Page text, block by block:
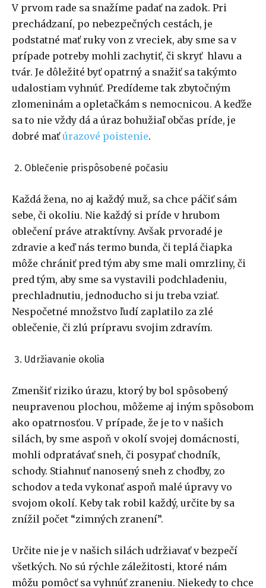
V prvom rade sa snažíme padať na zadok. Pri
prechádzaní, po nebezpečných cestách, je
podstatné mať ruky von z vreciek, aby sme sa v
prípade potreby mohli zachytiť, či skryť hlavu a
tvár. Je dôležité byť opatrný a snažiť sa takýmto
udalostiam vyhnúť. Predídeme tak zbytočným
zlomeninám a opletačkám s nemocnicou. A keďže
sa to nie vždy dá a úraz bohužiaľ občas príde, je
dobré maťúrazové poistenie.
Oblečenie prispôsobené počasiu
Každá žena, no aj každý muž, sa chce páčiť sám
sebe, či okoliu. Nie každý si príde v hrubom
oblečení práve atraktívny. Avšak prvoradé je
zdravie a keď nás termo bunda, či teplá čiapka
môže chrániť pred tým aby sme mali omrzliny, či
pred tým, aby sme sa vystavili podchladeniu,
prechladnutiu, jednoducho si ju treba vziať.
Nespočetné množstvo ľudí zaplatilo za zlé
oblečenie, či zlú prípravu svojim zdravím.
Udržiavanie okolia
Zmenšiť riziko úrazu, ktorý by bol spôsobený
neupravenou plochou, môžeme aj iným spôsobom
ako opatrnosťou. V prípade, že je to v našich
silách, by sme aspoň v okolí svojej domácnosti,
mohli odpratávať sneh, či posypať chodník,
schody. Stiahnuť nanosený sneh z chodby, zo
schodov a teda vykonať aspoň malé úpravy vo
svojom okolí. Keby tak robil každý, určite by sa
znížil počet “zimných zranení”.
Určite nie je v našich silách udržiavať v bezpečí
všetkých. No sú rýchle záležitosti, ktoré nám
môžu pomôcť sa vyhnúť zraneniu. Niekedy to chce